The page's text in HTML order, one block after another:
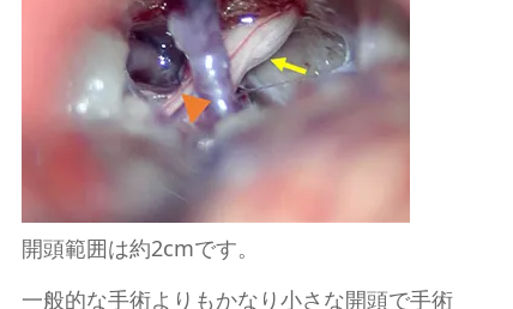
開頭範囲は約2cmです。
一般的な手術よりもかなり小さな開頭で手術